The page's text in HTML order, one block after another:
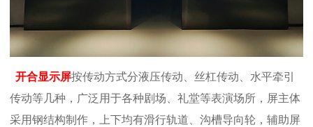
开合显示屏按传动方式分液压传动、丝杠传动、水平牵引
传动等几种，广泛用于各种剧场、礼堂等表演场所，屏主体
采用钢结构制作，上下均有滑行轨道、沟槽导向轮，辅助屏